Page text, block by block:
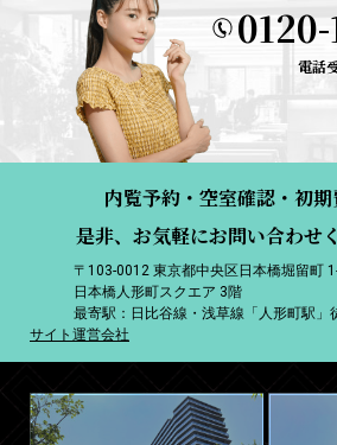
電話
内覧予約・空室確認・初
是非、お気軽にお問い合わせ
〒103-0012 東京都中央区日本橋堀留町
日本橋人形町スクエア 3階
最寄駅：日比谷線・浅草線「人形町駅」
サイト運営会社